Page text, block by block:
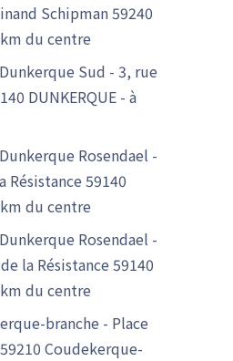
Schipman 59240
du centre
Sud - 3, rue
DUNKERQUE - à
Rosendael -
Résistance 59140
du centre
Rosendael -
la Résistance 59140
du centre
branche - Place
Coudekerque-